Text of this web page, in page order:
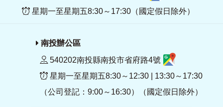
星期一至星期五8:30～17:30（國定假日除外）
南投辦公區
540202南投縣南投市省府路4號
星期一至星期五8:30～12:30 | 13:30～17:30
（公司登記：9:00～16:30）（國定假日除外）